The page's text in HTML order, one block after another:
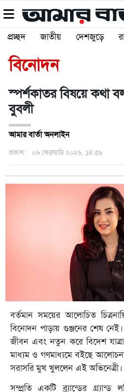
প্রচ্ছদ জাতীয় দেশজুড়ে
বিনোদন
স্পর্শকাতর বিষয়ে কথা
বুবলী
আমার বার্তা অনলাইন
প্রকাশ: ০৬ ফেব্রুয়ারি ২০২৬, ১৪:৫৯
বর্তমান সময়ের আলোচিত
বিনোদন পাড়ায় গুঞ্জনের শেষ
জীবন এবং নতুন করে বিদেশ
মাধ্যম ও গণমাধ্যমে বইছে
সরাসরি মুখ খুললেন এই অভিনেত্রী।
সম্প্রতি একটি ব্র্যান্ডের গ্র্যান্ড